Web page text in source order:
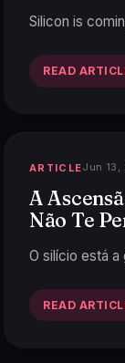
Silicon is
READ
ARTICLEJun 13,
A
Não Te
O silício está a
READ